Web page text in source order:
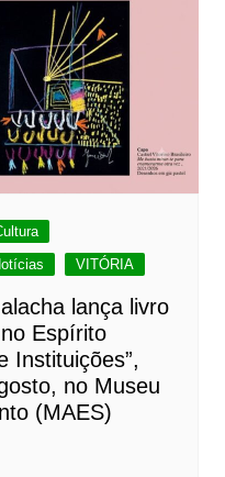
VITÓRIA
lança livro
Espírito
Instituições”,
no Museu
(MAES)